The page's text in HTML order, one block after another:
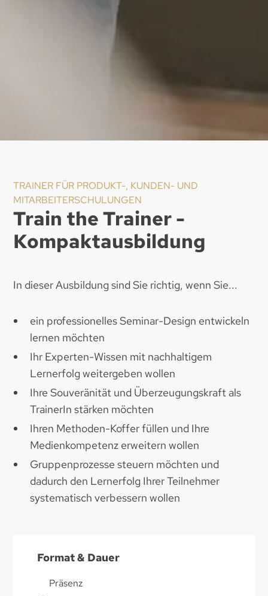
TRAINER FÜR PRODUKT-, KUNDEN- UND
MITARBEITERSCHULUNGEN
Train the Trainer -
Kompaktausbildung
In dieser Ausbildung sind Sie richtig, wenn Sie...
ein professionelles Seminar-Design entwickeln
lernen möchten
Ihr Experten-Wissen mit nachhaltigem
Lernerfolg weitergeben wollen
Ihre Souveränität und Überzeugungskraft als
TrainerIn stärken möchten
Ihren Methoden-Koffer füllen und Ihre
Medienkompetenz erweitern wollen
Gruppenprozesse steuern möchten und
dadurch den Lernerfolg Ihrer Teilnehmer
systematisch verbessern wollen
Format & Dauer
Präsenz